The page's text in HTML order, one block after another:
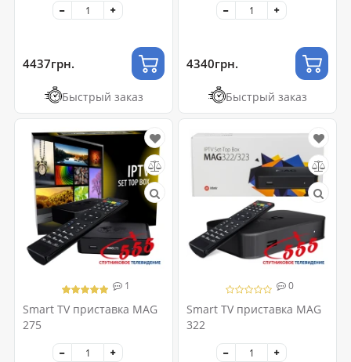
4437грн.
Быстрый заказ
4340грн.
Быстрый заказ
1
Smart TV приставка MAG
275
0
Smart TV приставка MAG
322